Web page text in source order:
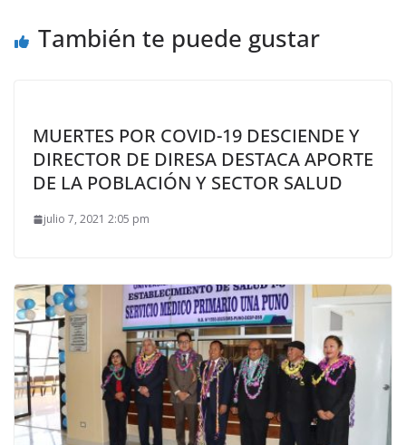
También te puede gustar
MUERTES POR COVID-19 DESCIENDE Y
DIRECTOR DE DIRESA DESTACA APORTE
DE LA POBLACIÓN Y SECTOR SALUD
julio 7, 2021 2:05 pm